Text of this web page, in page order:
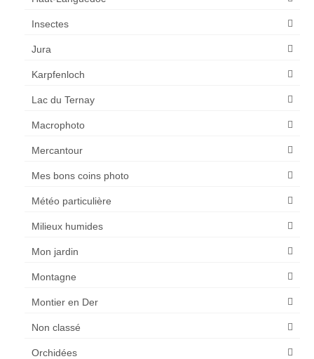
Insectes
Jura
Karpfenloch
Lac du Ternay
Macrophoto
Mercantour
Mes bons coins photo
Météo particulière
Milieux humides
Mon jardin
Montagne
Montier en Der
Non classé
Orchidées